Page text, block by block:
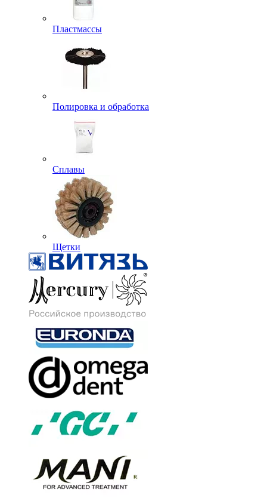
Пластмассы
Полировка и обработка
Сплавы
Щетки